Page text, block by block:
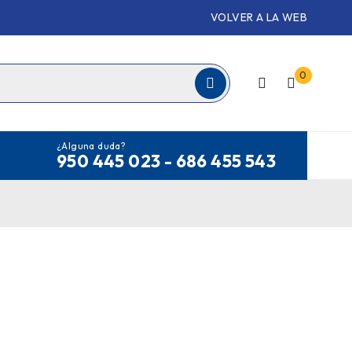
VOLVER A LA WEB
0
¿Alguna duda?
950 445 023 - 686 455 543